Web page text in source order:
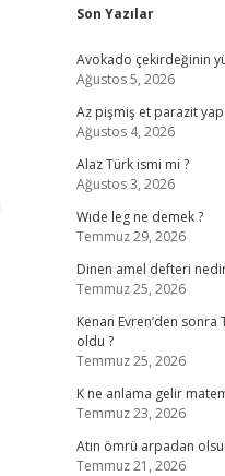
Sidebar
Son Yazılar
Avokado çekirdeğinin
Ağustos 5, 2026
Az pişmiş et parazit
Ağustos 4, 2026
Alaz Türk ismi mi ?
Ağustos 3, 2026
Wıde leg ne demek ?
Temmuz 29, 2026
Dinen amel defteri
Temmuz 25, 2026
Kenan Evren’den sonra
oldu ?
Temmuz 25, 2026
K ne anlama gelir
Temmuz 23, 2026
Atın ömrü arpadan
Temmuz 21, 2026